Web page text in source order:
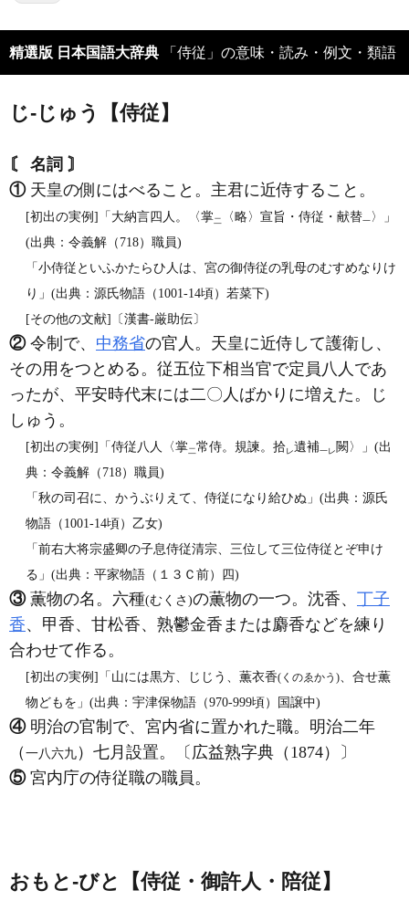
精選版 日本国語大辞典 「侍従」の意味・読み・例文・類語
じ‐じゅう【侍従】
〘 名詞 〙
①天皇の側にはべること。主君に近侍すること。
[初出の実例]「大納言四人。〈掌二 〈略〉宣旨・侍従・献替一 〉」
(出典：令義解（718）職員)
「小侍従といふかたらひ人は、宮の御侍従の乳母のむすめなりけ
り」(出典：源氏物語（1001‐14頃）若菜下)
[その他の文献]〔漢書‐厳助伝〕
②令制で、 中務省の官人。天皇に近侍して護衛し、
その用をつとめる。従五位下相当官で定員八人であ
ったが、平安時代末には二〇人ばかりに増えた。じ
しゅう。
[初出の実例]「侍従八人〈掌二常侍。規諫。拾レ遺補一レ 闕〉」(出
典：令義解（718）職員)
「秋の司召に、かうぶりえて、侍従になり給ひぬ」(出典：源氏
物語（1001‐14頃）乙女)
「前右大将宗盛卿の子息侍従清宗、三位して三位侍従とぞ申け
る」(出典：平家物語（１３Ｃ前）四)
③薫物の名。六種(むくさ)の薫物の一つ。沈香、 丁子
香、甲香、甘松香、熟鬱金香または麝香などを練り
合わせて作る。
[初出の実例]「山には黒方、じじう、薫衣香(くのゑかう)
、合せ薫
物どもを」(出典：宇津保物語（970‐999頃）国譲中)
④明治の官制で、宮内省に置かれた職。明治二年
（一八六九）七月設置。〔広益熟字典（1874）〕
⑤宮内庁の侍従職の職員。
おもと‐びと【侍従・御許人・陪従】